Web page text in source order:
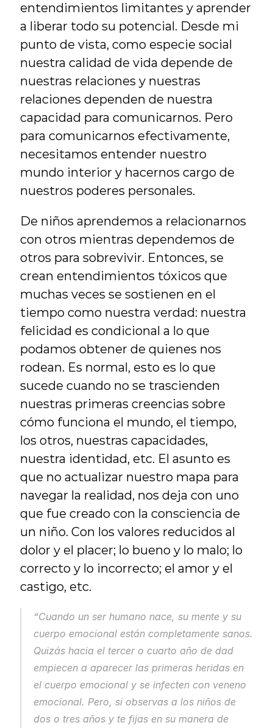
entendimientos limitantes y aprender
a liberar todo su potencial. Desde mi
punto de vista, como especie social
nuestra calidad de vida depende de
nuestras relaciones y nuestras
relaciones dependen de nuestra
capacidad para comunicarnos. Pero
para comunicarnos efectivamente,
necesitamos entender nuestro
mundo interior y hacernos cargo de
nuestros poderes personales.
De niños aprendemos a relacionarnos
con otros mientras dependemos de
otros para sobrevivir. Entonces, se
crean entendimientos tóxicos que
muchas veces se sostienen en el
tiempo como nuestra verdad: nuestra
felicidad es condicional a lo que
podamos obtener de quienes nos
rodean. Es normal, esto es lo que
sucede cuando no se trascienden
nuestras primeras creencias sobre
cómo funciona el mundo, el tiempo,
los otros, nuestras capacidades,
nuestra identidad, etc. El asunto es
que no actualizar nuestro mapa para
navegar la realidad, nos deja con uno
que fue creado con la consciencia de
un niño. Con los valores reducidos al
dolor y el placer; lo bueno y lo malo; lo
correcto y lo incorrecto; el amor y el
castigo, etc.
“Cuando un ser humano nace, su mente y su
cuerpo emocional están completamente sanos.
Quizás hacia el tercer o cuarto año de dad
empiecen a aparecer las primeras heridas en
el cuerpo emocional y se infecten con veneno
emocional. Pero, si observas a los niños de
dos o tres años y te fijas en su manera de